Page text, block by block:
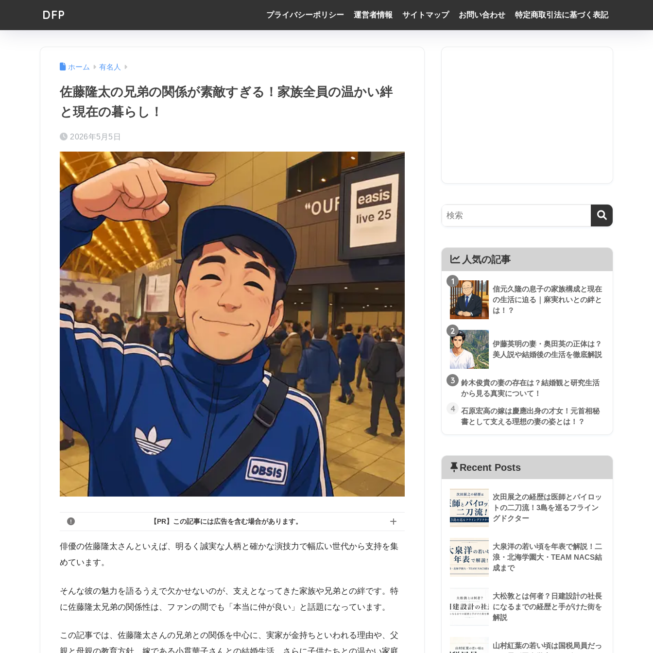
DFP プライバシーポリシー 運営者情報 サイトマップ お問い合わせ 特定商取引法に基づく表記
ホーム 有名人
佐藤隆太の兄弟の関係が素敵すぎる！家族全員の温かい絆
と現在の暮らし！
2026年5月5日
【PR】この記事には広告を含む場合があります。
俳優の佐藤隆太さんといえば、明るく誠実な人柄と確かな演技力で幅広い世代から支持を集
めています。
そんな彼の魅力を語るうえで欠かせないのが、支えとなってきた家族や兄弟との絆です。特
に佐藤隆太兄弟の関係性は、ファンの間でも「本当に仲が良い」と話題になっています。
この記事では、佐藤隆太さんの兄弟との関係を中心に、実家が金持ちといわれる理由や、父
人気の記事
1
信元久隆の息子の家族構成と現在
の生活に迫る｜麻実れいとの絆と
は！？
2
伊藤英明の妻・奥田英の正体は？
美人説や結婚後の生活を徹底解説
3
鈴木俊貴の妻の存在は？結婚観と研究生活
から見る真実について！
4
石原宏高の嫁は慶應出身の才女！元首相秘
書として支える理想の妻の姿とは！？
Recent Posts
次田展之の経歴は医師とパイロッ
トの二刀流！3島を巡るフライン
グドクター
大泉洋の若い頃を年表で解説！二
浪・北海学園大・TEAM NACS結
成まで
大松敦とは何者？日建設計の社長
になるまでの経歴と手がけた街を
解説
山村紅葉の若い頃は国税局員だっ